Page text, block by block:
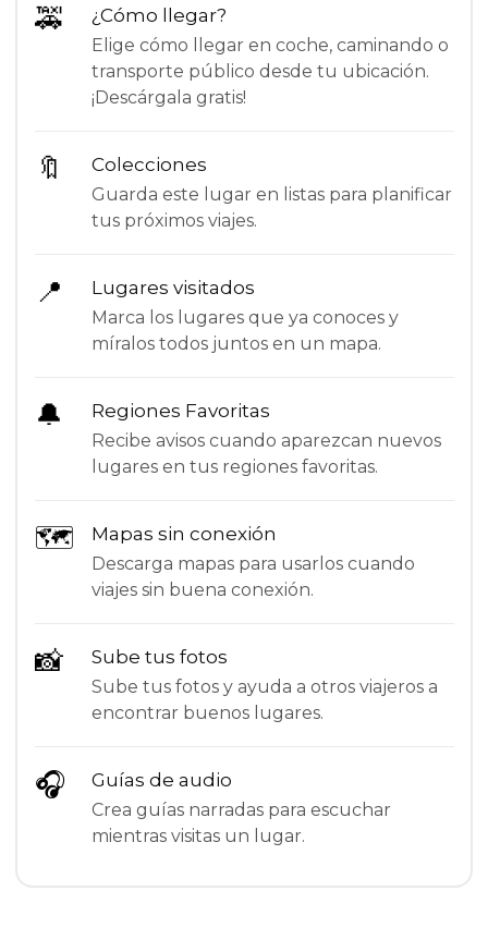
🚕 ¿Cómo llegar?
Elige cómo llegar en coche, caminando o
transporte público desde tu ubicación.
¡Descárgala gratis!
🔖 Colecciones
Guarda este lugar en listas para planificar
tus próximos viajes.
📍 Lugares visitados
Marca los lugares que ya conoces y
míralos todos juntos en un mapa.
🔔 Regiones Favoritas
Recibe avisos cuando aparezcan nuevos
lugares en tus regiones favoritas.
🗺 Mapas sin conexión
Descarga mapas para usarlos cuando
viajes sin buena conexión.
📸 Sube tus fotos
Sube tus fotos y ayuda a otros viajeros a
encontrar buenos lugares.
🎧 Guías de audio
Crea guías narradas para escuchar
mientras visitas un lugar.